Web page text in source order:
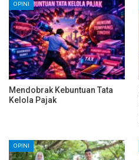
OPINI
Mendobrak Kebuntuan Tata
Kelola Pajak
OPINI